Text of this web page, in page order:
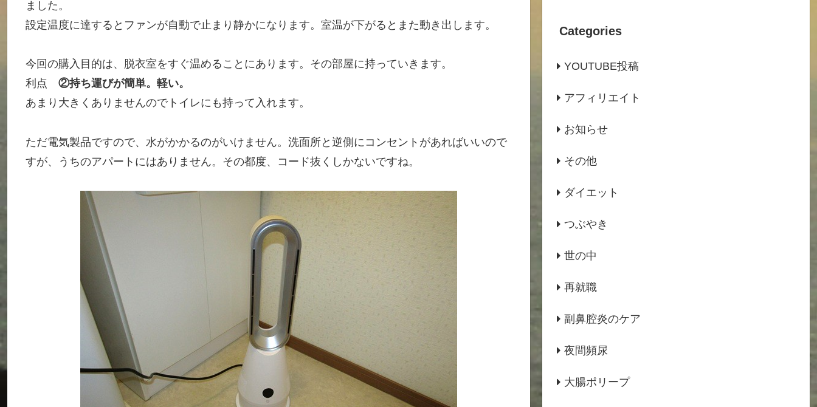
ました。
設定温度に達するとファンが自動で止まり静かになります。室温が下がるとまた動き出します。
今回の購入目的は、脱衣室をすぐ温めることにあります。その部屋に持っていきます。
利点 ②持ち運びが簡単。軽い。
あまり大きくありませんのでトイレにも持って入れます。
ただ電気製品ですので、水がかかるのがいけません。洗面所と逆側にコンセントがあればいいので
すが、うちのアパートにはありません。その都度、コード抜くしかないですね。
Categories
YOUTUBE投稿
アフィリエイト
お知らせ
その他
ダイエット
つぶやき
世の中
再就職
副鼻腔炎のケア
夜間頻尿
大腸ポリープ